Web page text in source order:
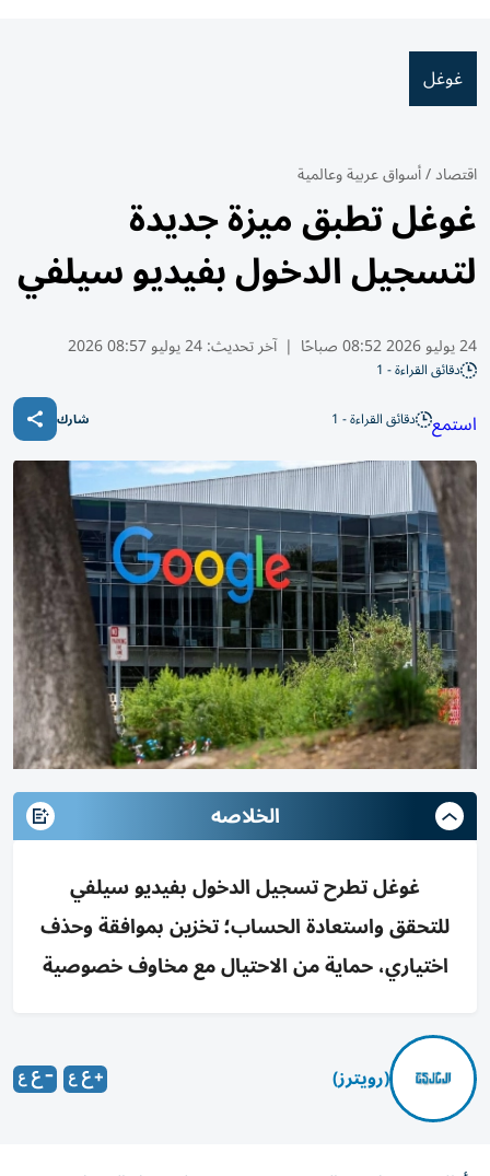
غوغل
اقتصاد/أسواق عربية وعالمية
غوغل تطبق ميزة جديدة
لتسجيل الدخول بفيديو سيلفي
24 يوليو 2026 08:52 صباحًا | آخر تحديث:24 يوليو 08:57 2026
دقائق القراءة - 1
استمع دقائق القراءة - 1 شارك
الخلاصه
غوغل تطرح تسجيل الدخول بفيديو سيلفي
للتحقق واستعادة الحساب؛ تخزين بموافقة وحذف
اختياري، حماية من الاحتيال مع مخاوف خصوصية
(رويترز)